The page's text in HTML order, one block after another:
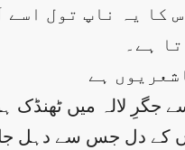
کا یہ ناپ تول اسے
ہے۔
لالہ میں ٹھنڈک
کے دل جس سے دہل